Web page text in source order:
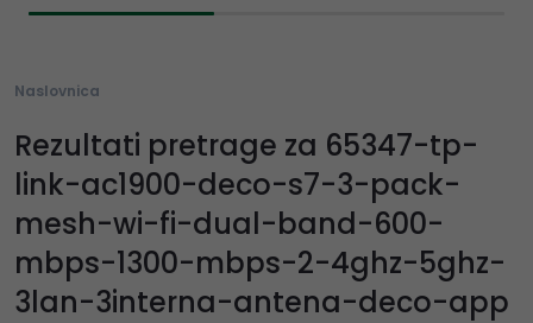
Naslovnica
Rezultati pretrage za 65347-tp-
link-ac1900-deco-s7-3-pack-
mesh-wi-fi-dual-band-600-
mbps-1300-mbps-2-4ghz-5ghz-
3lan-3interna-antena-deco-app